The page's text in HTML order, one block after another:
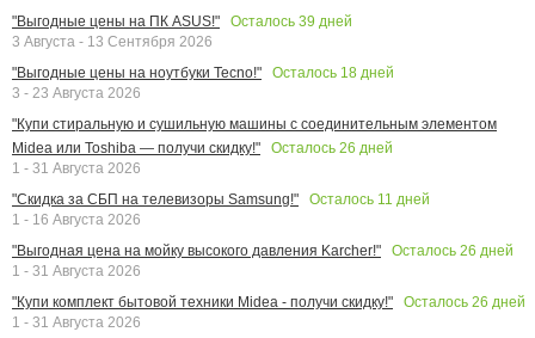
"Выгодные цены на ПК ASUS!"
Осталось 39 дней
3 Августа - 13 Сентября 2026
"Выгодные цены на ноутбуки Tecno!"
Осталось 18 дней
3 - 23 Августа 2026
"Купи стиральную и сушильную машины с соединительным элементом
Midea или Toshiba — получи скидку!"
Осталось 26 дней
1 - 31 Августа 2026
"Скидка за СБП на телевизоры Samsung!"
Осталось 11 дней
1 - 16 Августа 2026
"Выгодная цена на мойку высокого давления Karcher!"
Осталось 26 дней
1 - 31 Августа 2026
"Купи комплект бытовой техники Midea - получи скидку!"
Осталось 26 дней
1 - 31 Августа 2026